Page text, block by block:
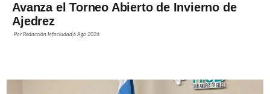
Avanza el Torneo Abierto de Invierno de
Ajedrez
PorRedacción Infociudad6 Ago 2026